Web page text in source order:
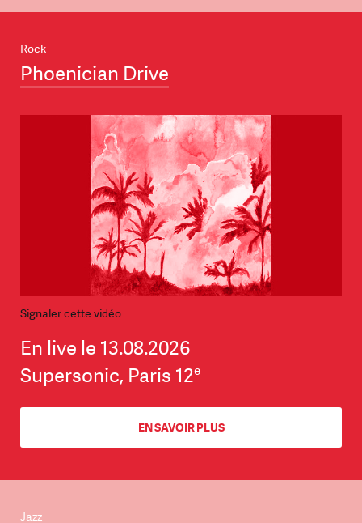
Rock
Phoenician Drive
Signaler cette vidéo
En live le 13.08.2026
Supersonic, Paris 12e
EN SAVOIR PLUS
Jazz